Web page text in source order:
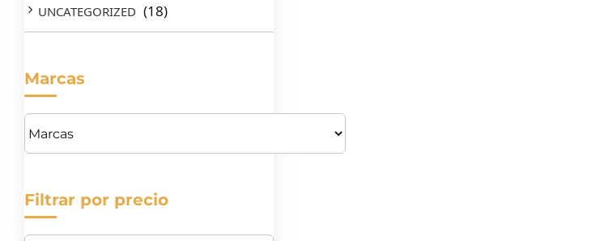
UNCATEGORIZED (18)
Marcas
Filtrar por precio